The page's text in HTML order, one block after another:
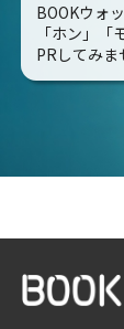
BOOKウォ
「ホン」「
PRしてみま